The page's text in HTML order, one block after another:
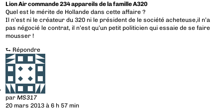
Lion Air commande 234 appareils de la famille A320
Quel est le mérite de Hollande dans cette affaire ?
Il n’est ni le créateur du 320 ni le président de le société acheteuse,il n’a
pas négocié le contrat, il n’est qu’un petit politicien qui essaie de se faire
mousser !
⮑ Répondre
parMS317
20 mars 2013 à 6 h 57 min